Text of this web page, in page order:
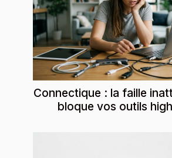
Connectique : la faille
bloque vos outils